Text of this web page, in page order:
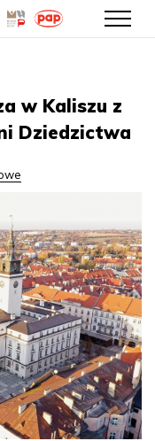
w Kaliszu z
Dziedzictwa